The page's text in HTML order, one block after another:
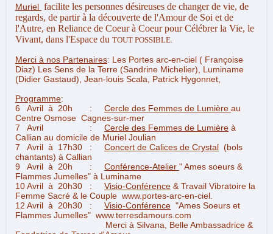
Muriel facilite les personnes désireuses de changer de vie, de
regards, de partir à la découverte de l'Amour de Soi et de
l'Autre, en Reliance de Coeur à Coeur pour Célébrer la Vie, le
Vivant, dans l'Espace du TOUT POSSIBLE.
Merci à nos Partenaires: Les Portes arc-en-ciel ( Françoise
Diaz) Les Sens de la Terre (Sandrine Michelier), Luminame
(Didier Gastaud), Jean-louis Scala, Patrick Hygonnet,
Programme:
6 Avril à 20h : Cercle des Femmes de Lumière au
Centre Osmose Cagnes-sur-mer
7 Avril : Cercle des Femmes de Lumièreà
Callian au domicile de Muriel Joulian
7 Avril à 17h30 : Concert de Calices de Crystal(bols
chantants) à Callian
9 Avril à 20h : Conférence-Atelier " Ames soeurs &
Flammes Jumelles" à Luminame
10 Avril à 20h30 : Visio-Conférence& Travail Vibratoire la
Femme Sacré & le Couple www.portes-arc-en-ciel.
12 Avril à 20h30 : Visio-Conférence"Ames Soeurs et
Flammes Jumelles" www.terresdamours.com
Merci à Silvana, Belle Ambassadrice &